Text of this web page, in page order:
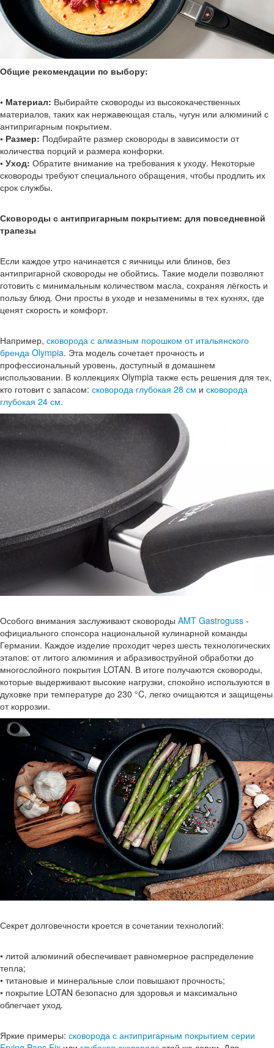
Общие рекомендации по выбору:
• Материал: Выбирайте сковороды из высококачественных
материалов, таких как нержавеющая сталь, чугун или алюминий с
антипригарным покрытием.
• Размер: Подбирайте размер сковороды в зависимости от
количества порций и размера конфорки.
• Уход: Обратите внимание на требования к уходу. Некоторые
сковороды требуют специального обращения, чтобы продлить их
срок службы.
Сковороды с антипригарным покрытием: для повседневной
трапезы
Если каждое утро начинается с яичницы или блинов, без
антипригарной сковороды не обойтись. Такие модели позволяют
готовить с минимальным количеством масла, сохраняя лёгкость и
пользу блюд. Они просты в уходе и незаменимы в тех кухнях, где
ценят скорость и комфорт.
Например, сковорода с алмазным порошком от итальянского
бренда Olympia. Эта модель сочетает прочность и
профессиональный уровень, доступный в домашнем
использовании. В коллекциях Olympia также есть решения для тех,
кто готовит с запасом: сковорода глубокая 28 см и сковорода
глубокая 24 см.
Особого внимания заслуживают сковороды AMT Gastroguss -
официального спонсора национальной кулинарной команды
Германии. Каждое изделие проходит через шесть технологических
этапов: от литого алюминия и абразивоструйной обработки до
многослойного покрытия LOTAN. В итоге получаются сковороды,
которые выдерживают высокие нагрузки, спокойно используются в
духовке при температуре до 230 °C, легко очищаются и защищены
от коррозии.
Секрет долговечности кроется в сочетании технологий:
• литой алюминий обеспечивает равномерное распределение
тепла;
• титановые и минеральные слои повышают прочность;
• покрытие LOTAN безопасно для здоровья и максимально
облегчает уход.
Яркие примеры: сковорода с антипригарным покрытием серии